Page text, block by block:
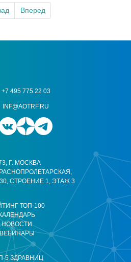
Вперед
ТОП-100
НОВОСТИ
ВЕБИНАРЫ
5 ЗДРАВНИЦ
Г. МОСКВА
СТРОЕНИЕ 1, ЭТАЖ 3
+7 495 775 22 03
INF@AOTRF.RU